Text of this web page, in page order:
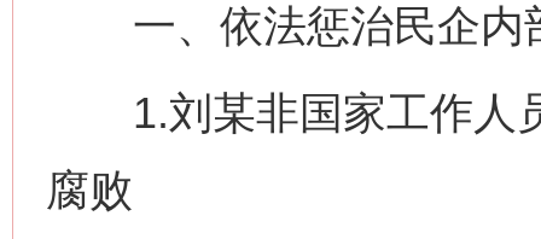
一、依法惩治民企内
1.刘某非国家工作人
腐败